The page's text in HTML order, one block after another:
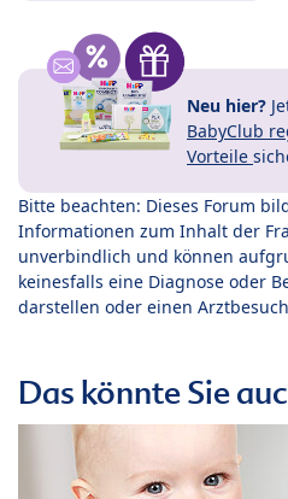
Neu hier?
BabyClub
Vorteile
Bitte beachten: Dieses Forum
Informationen zum Inhalt der
unverbindlich und können
keinesfalls eine Diagnose oder
darstellen oder einen
Das könnte Sie